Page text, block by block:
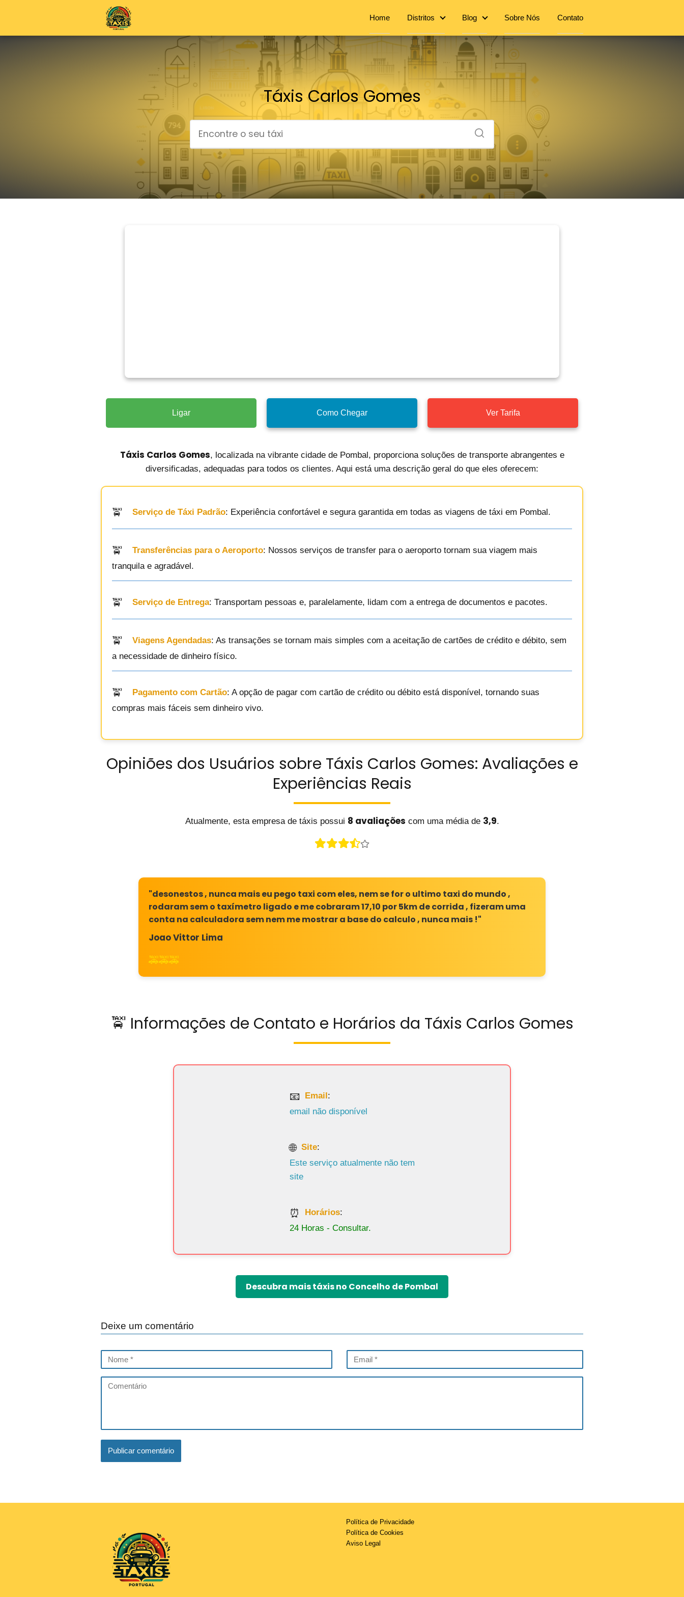
Home Distritos Blog Sobre Nós Contato
Táxis Carlos Gomes
Ligar Como Chegar Ver Tarifa
Táxis Carlos Gomes, localizada na vibrante cidade de Pombal, proporciona soluções de transporte abrangentes e
diversificadas, adequadas para todos os clientes. Aqui está uma descrição geral do que eles oferecem:
Serviço de Táxi Padrão: Experiência confortável e segura garantida em todas as viagens de táxi em Pombal.
Transferências para o Aeroporto: Nossos serviços de transfer para o aeroporto tornam sua viagem mais
tranquila e agradável.
Serviço de Entrega: Transportam pessoas e, paralelamente, lidam com a entrega de documentos e pacotes.
Viagens Agendadas: As transações se tornam mais simples com a aceitação de cartões de crédito e débito, sem
a necessidade de dinheiro físico.
Pagamento com Cartão: A opção de pagar com cartão de crédito ou débito está disponível, tornando suas
compras mais fáceis sem dinheiro vivo.
Opiniões dos Usuários sobre Táxis Carlos Gomes: Avaliações e
Experiências Reais
Atualmente, esta empresa de táxis possui 8 avaliações com uma média de 3,9.
"desonestos , nunca mais eu pego taxi com eles, nem se for o ultimo taxi do mundo ,
rodaram sem o taxímetro ligado e me cobraram 17,10 por 5km de corrida , fizeram uma
conta na calculadora sem nem me mostrar a base do calculo , nunca mais !"
Joao Vittor Lima
🚕🚕🚕
🚖 Informações de Contato e Horários da Táxis Carlos Gomes
Email :
email não disponível
Site:
Este serviço atualmente não tem
site
Horários:
24 Horas - Consultar.
Descubra mais táxis no Concelho de Pombal
Deixe um comentário
Política de Privacidade
Política de Cookies
Aviso Legal